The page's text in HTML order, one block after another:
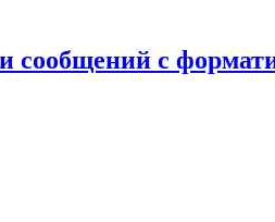
сообщений с